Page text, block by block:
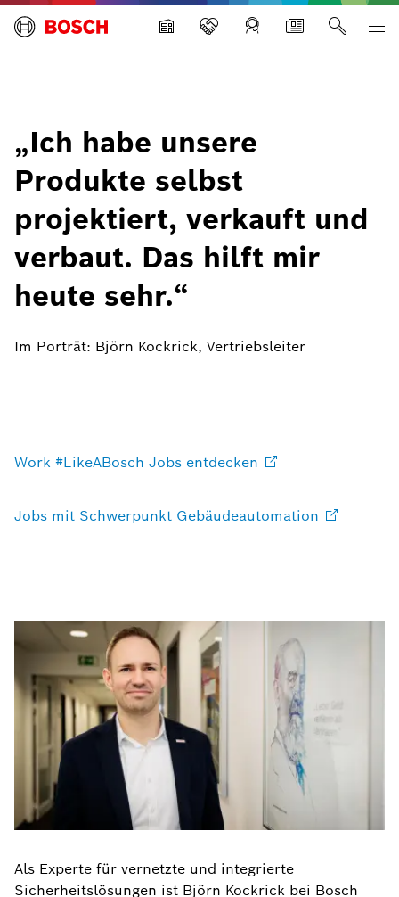
Building Technologies
„Ich habe unsere
Produkte selbst
projektiert, verkauft und
verbaut. Das hilft mir
heute sehr.“
Im Porträt: Björn Kockrick, Vertriebsleiter
Work #LikeABosch Jobs entdecken
Jobs mit Schwerpunkt Gebäudeautomation
Als Experte für vernetzte und integrierte
Sicherheitslösungen ist Björn Kockrick bei Bosch